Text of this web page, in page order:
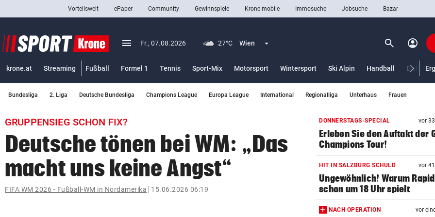
closeSchließen
Abonnieren
bookmark
search
Suchbegriff
eingeben
Vorteilswelt ePaper Community Gewinnspiele Krone mobile Immosuche Jobsuche Bazar
menu Menü aufklappen
Fr., 07.08.2026 27°C Wien Menü aufklappen search Suchen
account_circle
krone.at Streaming Fußball Formel 1 Tennis Sport-Mix Motorsport Wintersport Ski Alpin Handball
Bundesliga 2. Liga Deutsche Bundesliga Champions League Europa League International Regionalliga Unterhaus Frauen
GRUPPENSIEG SCHON FIX?
Deutsche tönen bei WM: „Das
macht uns keine Angst“
FIFA WM 2026 - Fußball-WM in Nordamerika 15.06.2026 06:19
DONNERSTAGS-SPECIAL vor
Erleben Sie den Auftakt der
Champions Tour!
HIT IN SALZBURG SCHULD vor
Ungewöhnlich! Warum Rapid
schon um 18 Uhr spielt
NACH OPERATION vor